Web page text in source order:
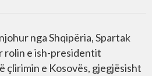
nga Shqipëria, Spartak
rolin e ish-presidentit
çlirimin e Kosovës, gjegjësisht